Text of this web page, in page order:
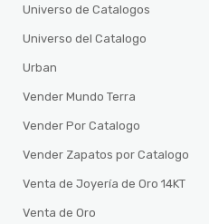
Universo de Catalogos
Universo del Catalogo
Urban
Vender Mundo Terra
Vender Por Catalogo
Vender Zapatos por Catalogo
Venta de Joyería de Oro 14KT
Venta de Oro